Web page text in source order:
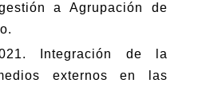
a Agrupación de
Integración de la
externos en las